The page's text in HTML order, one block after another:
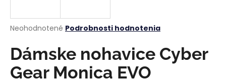
Priemerné
produktu
je
0,0
z
Neohodnotené Podrobnosti hodnotenia
Dámske nohavice Cyber
Gear Monica EVO
j
ť
?